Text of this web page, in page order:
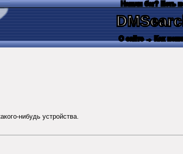
Нашли баг? Есть
О сайте → Как
нибудь устройства.